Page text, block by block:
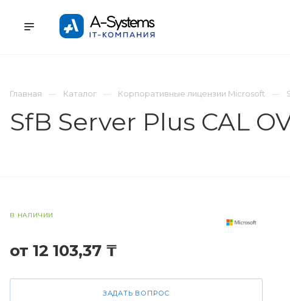
Главная
Каталог Корпоративные лицензии Microsoft
SfB Server Plus CAL
В НАЛИЧИИ
от 12 103,37 ₸
ЗАДАТЬ ВОПРОС